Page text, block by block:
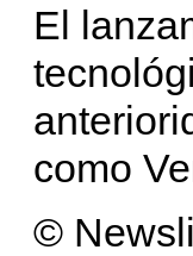
El
como
©